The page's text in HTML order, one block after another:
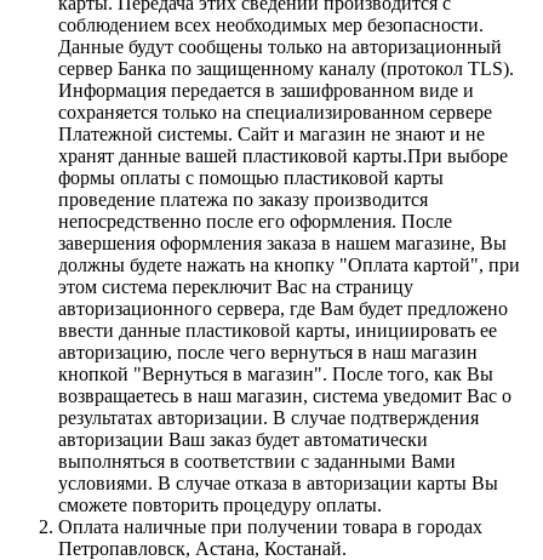
соблюдением всех необходимых мер безопасности.
Данные будут сообщены только на авторизационный
сервер Банка по защищенному каналу (протокол TLS).
Информация передается в зашифрованном виде и
сохраняется только на специализированном сервере
Платежной системы. Сайт и магазин не знают и не
хранят данные вашей пластиковой карты.При выборе
формы оплаты с помощью пластиковой карты
проведение платежа по заказу производится
непосредственно после его оформления. После
завершения оформления заказа в нашем магазине, Вы
должны будете нажать на кнопку "Оплата картой", при
этом система переключит Вас на страницу
авторизационного сервера, где Вам будет предложено
ввести данные пластиковой карты, инициировать ее
авторизацию, после чего вернуться в наш магазин
кнопкой "Вернуться в магазин". После того, как Вы
возвращаетесь в наш магазин, система уведомит Вас о
результатах авторизации. В случае подтверждения
авторизации Ваш заказ будет автоматически
выполняться в соответствии с заданными Вами
условиями. В случае отказа в авторизации карты Вы
сможете повторить процедуру оплаты.
Оплата наличные при получении товара в городах
Петропавловск, Астана, Костанай.